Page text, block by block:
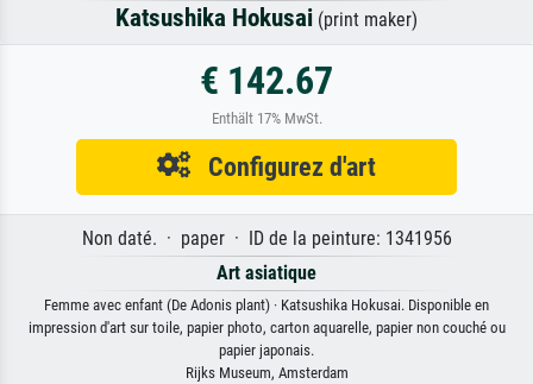
Katsushika Hokusai (print maker)
€ 142.67
Enthält 17% MwSt.
Configurez d'art
Non daté. · paper · ID de la peinture: 1341956
Art asiatique
Femme avec enfant (De Adonis plant) · Katsushika Hokusai. Disponible en
impression d'art sur toile, papier photo, carton aquarelle, papier non couché ou
papier japonais.
Rijks Museum, Amsterdam